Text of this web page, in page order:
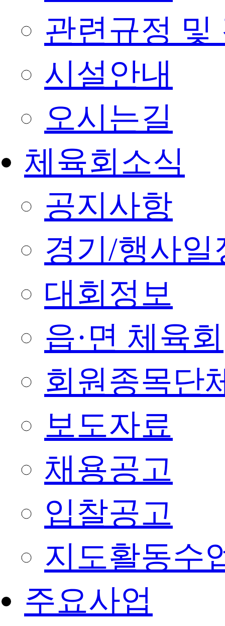
관련규정 및
시설안내
오시는길
체육회소식
공지사항
경기/행사일
대회정보
읍·면 체육회
회원종목단
보도자료
채용공고
입찰공고
지도활동수
주요사업